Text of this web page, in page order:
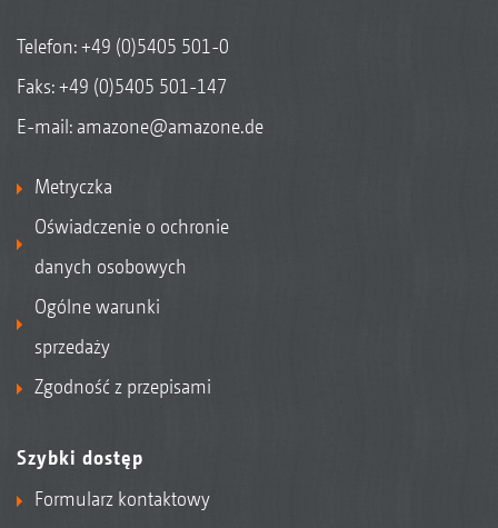
Telefon:+49 (0)5405 501-0
Faks: +49 (0)5405 501-147
E-mail: amazone@amazone.de
Metryczka
Oświadczenie o ochronie
danych osobowych
Ogólne warunki
sprzedaży
Zgodność z przepisami
Szybki dostęp
Formularz kontaktowy